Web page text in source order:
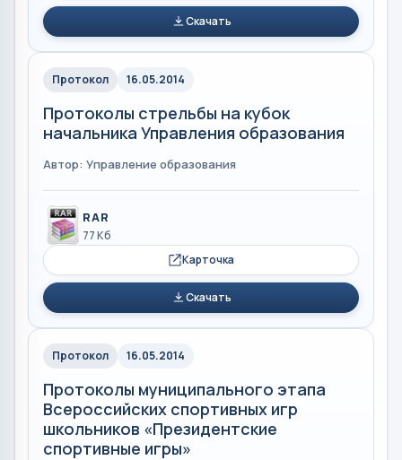
Скачать
Протокол 16.05.2014
Протоколы стрельбы на кубок
начальника Управления образования
Автор: Управление образования
RAR
77 Кб
Карточка
Скачать
Протокол 16.05.2014
Протоколы муниципального этапа
Всероссийских спортивных игр
школьников «Президентские
спортивные игры»